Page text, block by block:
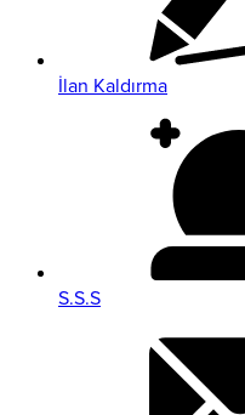
İlan Kaldırma
S.S.S